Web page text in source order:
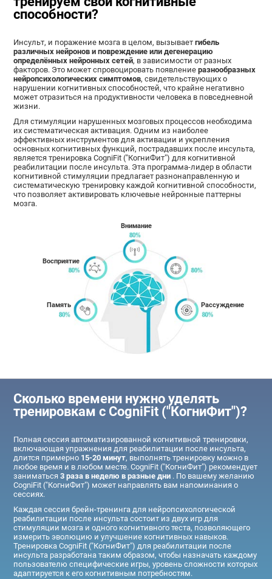
способности?
Инсульт, и поражение мозга в целом, вызываетгибель
различных нейронов и повреждение или дегенерацию
определённых нейронных сетей, в зависимости от разных
факторов. Это может спровоцировать появлениеразнообразных
нейропсихологических симптомов, свидетельствующих о
нарушении когнитивных способностей, что крайне негативно
может отразиться на продуктивности человека в повседневной
жизни.
Для стимуляции нарушенных мозговых процессов необходима
их систематическая активация. Одним из наиболее
эффективных инструментов для активации и укрепления
основных когнитивных функций, пострадавших после инсульта,
является тренировка CogniFit ("КогниФит") для когнитивной
реабилитации после инсульта. Эта программа-лидер в области
когнитивной стимуляции предлагает разнонаправленную и
систематическую тренировку каждой когнитивной способности,
что позволяет активировать ключевые нейронные паттерны
мозга.
Память
Восприятие
Внимание
Рассуждение
Сколько времени нужно уделять
тренировкам с CogniFit ("КогниФит")?
Полная сессия автоматизированной когнитивной тренировки,
включающая упражнения для реабилитации после инсульта,
длится примерно 15-20 минут, выполнять тренировку можно в
любое время и в любом месте. CogniFit ("КогниФит") рекомендует
заниматься3 раза в неделю в разные дни . По вашему желанию
CogniFit ("КогниФит") может направлять вам напоминания о
сессиях.
Каждая сессия брейн-тренинга для нейропсихологической
реабилитации после инсульта состоит из двух игр для
стимуляции мозга и одного когнитивного теста, позволяющего
измерить эволюцию и улучшение когнитивных навыков.
Тренировка CogniFit ("КогниФит") для реабилитации после
инсульта разработана таким образом, чтобы назначать каждому
пользователю специфические игры, уровень сложности которых
адаптируется к его когнитивным потребностям.